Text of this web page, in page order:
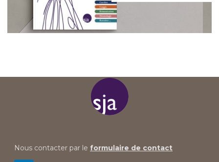
Nous contacter par le formulaire de contact